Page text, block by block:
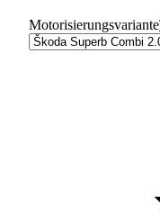
Motorisierungsvariante